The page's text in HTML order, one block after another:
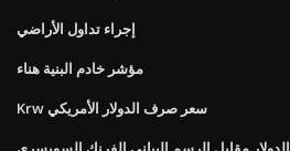
إجراء تداول الأراضي
مؤشر خادم البنية هناء
Krw سعر صرف الدولار الأمريكي